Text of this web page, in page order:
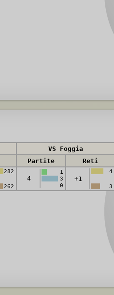
VS Foggia
Partite Reti
282
262
4
1
3
0
+1
4
3